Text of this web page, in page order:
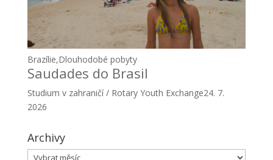
Brazílie,Dlouhodobé pobyty
Saudades do Brasil
Studium v zahraničí / Rotary Youth Exchange24. 7.
2026
Archivy
Archivy